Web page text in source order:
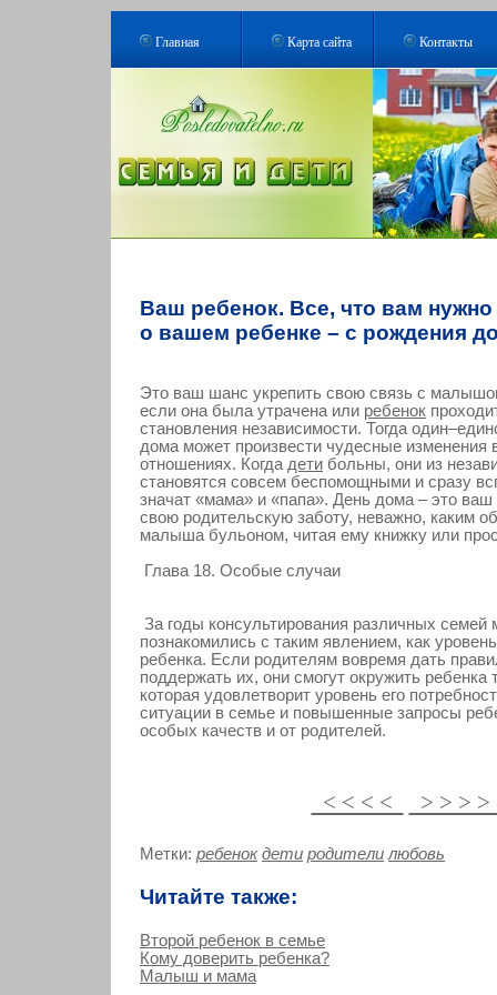
Главная Карта сайта Контакты
Ваш ребенок. Все, что вам нужно
о вашем ребенке – с рождения
Это ваш шанс укрепить свою связь с
если она была утрачена или ребенок
становления независимости. Тогда
дома может произвести чудесные изменения
отношениях. Когда дети больны, они из
становятся совсем беспомощными и сразу
значат «мама» и «папа». День дома – это
свою родительскую заботу, неважно, каким
малыша бульоном, читая ему книжку или
Глава 18. Осοбые случаи
За годы консультирования различных семей
познакомились с таким явлением, как
ребенка. Если родителям вовремя дать
поддержать их, они смогут окружить ребенка
которая удовлетворит уровень его
ситуации в семье и повышенные запросы
особых качеств и от родителей.
< < < < > > >
Метки: ребенок дети родители любовь
Читайте также:
Второй ребенок в семье
Кому доверить ребенка?
Малыш и мама